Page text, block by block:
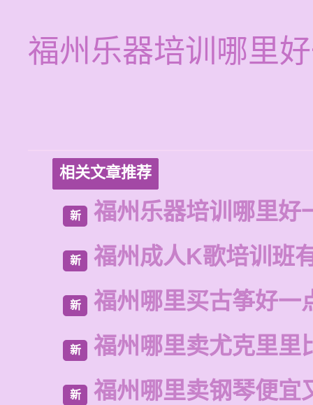
福州乐器培训哪里
相关文章推荐
新 福州乐器培训哪里好
新 福州成人K歌培训班
新 福州哪里买古筝好一
新 福州哪里卖尤克里里
新 福州哪里卖钢琴便宜